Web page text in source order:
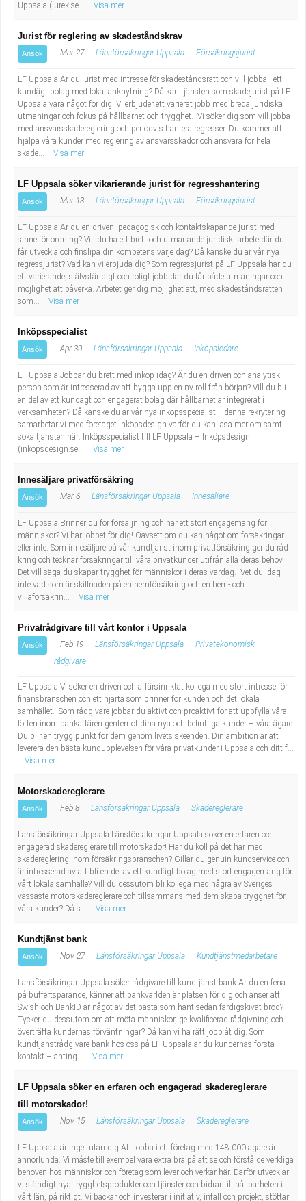
Uppsala (jurek.se...
Visa mer
Jurist för reglering av skadeståndskrav
Ansök Mar 27 Länsförsäkringar Uppsala Försäkringsjurist
LF Uppsala Är du jurist med intresse för skadeståndsrätt och vill jobba i ett
kundägt bolag med lokal anknytning? Då kan tjänsten som skadejurist på LF
Uppsala vara något för dig. Vi erbjuder ett varierat jobb med breda juridiska
utmaningar och fokus på hållbarhet och trygghet. Vi söker dig som vill jobba
med ansvarsskadereglering och periodvis hantera regresser. Du kommer att
hjälpa våra kunder med reglering av ansvarsskador och ansvara för hela
skade...
Visa mer
LF Uppsala söker vikarierande jurist för regresshantering
Ansök Mar 13 Länsförsäkringar Uppsala Försäkringsjurist
LF Uppsala Är du en driven, pedagogisk och kontaktskapande jurist med
sinne för ordning? Vill du ha ett brett och utmanande juridiskt arbete där du
får utveckla och finslipa din kompetens varje dag? Då kanske du är vår nya
regressjurist? Vad kan vi erbjuda dig? Som regressjurist på LF Uppsala har du
ett varierande, självständigt och roligt jobb där du får både utmaningar och
möjlighet att påverka. Arbetet ger dig möjlighet att, med skadeståndsrätten
som...
Visa mer
Inköpsspecialist
Ansök Apr 30 Länsförsäkringar Uppsala Inköpsledare
LF Uppsala Jobbar du brett med inköp idag? Är du en driven och analytisk
person som är intresserad av att bygga upp en ny roll från början? Vill du bli
en del av ett kundägt och engagerat bolag där hållbarhet är integrerat i
verksamheten? Då kanske du är vår nya inköpsspecialist. I denna rekrytering
samarbetar vi med företaget Inköpsdesign varför du kan läsa mer om samt
söka tjänsten här: Inköpsspecialist till LF Uppsala – Inköpsdesign
(inkopsdesign.se...
Visa mer
Innesäljare privatförsäkring
Ansök Mar 6 Länsförsäkringar Uppsala Innesäljare
LF Uppsala Brinner du för försäljning och har ett stort engagemang för
människor? Vi har jobbet för dig! Oavsett om du kan något om försäkringar
eller inte. Som innesäljare på vår kundtjänst inom privatförsäkring ger du råd
kring och tecknar försäkringar till våra privatkunder utifrån alla deras behov.
Det vill säga du skapar trygghet för människor i deras vardag. Vet du idag
inte vad som är skillnaden på en hemförsäkring och en hem- och
villaförsäkrin...
Visa mer
Privatrådgivare till vårt kontor i Uppsala
Ansök Feb 19 Länsförsäkringar Uppsala
Privatekonomisk
rådgivare
LF Uppsala Vi söker en driven och affärsinriktat kollega med stort intresse för
finansbranschen och ett hjärta som brinner för kunden och det lokala
samhället. Som rådgivare jobbar du aktivt och proaktivt för att uppfylla våra
löften inom bankaffären gentemot dina nya och befintliga kunder – våra ägare.
Du blir en trygg punkt för dem genom livets skeenden. Din ambition är att
leverera den bästa kundupplevelsen för våra privatkunder i Uppsala och ditt f...
Visa mer
Motorskadereglerare
Ansök Feb 8 Länsförsäkringar Uppsala Skadereglerare
Länsförsäkringar Uppsala Länsförsäkringar Uppsala söker en erfaren och
engagerad skadereglerare till motorskador! Har du koll på det här med
skadereglering inom försäkringsbranschen? Gillar du genuin kundservice och
är intresserad av att bli en del av ett kundägt bolag med stort engagemang för
vårt lokala samhälle? Vill du dessutom bli kollega med några av Sveriges
vassaste motorskadereglerare och tillsammans med dem skapa trygghet för
våra kunder? Då s...
Visa mer
Kundtjänst bank
Ansök Nov 27 Länsförsäkringar Uppsala Kundtjänstmedarbetare
Länsförsäkringar Uppsala söker rådgivare till kundtjänst bank Är du en fena
på buffertsparande, känner att bankvärlden är platsen för dig och anser att
Swish och BankID är något av det bästa som hänt sedan färdigskivat bröd?
Tycker du dessutom om att möta människor, ge kvalificerad rådgivning och
överträffa kundernas förväntningar? Då kan vi ha rätt jobb åt dig. Som
kundtjänstrådgivare bank hos oss på LF Uppsala är du kundernas första
kontakt – anting...
Visa mer
LF Uppsala söker en erfaren och engagerad skadereglerare
till motorskador!
Ansök Nov 15 Länsförsäkringar Uppsala Skadereglerare
LF Uppsala är inget utan dig Att jobba i ett företag med 148 000 ägare är
annorlunda. Vi måste till exempel vara extra bra på att se och förstå de verkliga
behoven hos människor och företag som lever och verkar här. Därför utvecklar
vi ständigt nya trygghetsprodukter och tjänster och bidrar till hållbarheten i
vårt län, på riktigt. Vi backar och investerar i initiativ, infall och projekt, stöttar